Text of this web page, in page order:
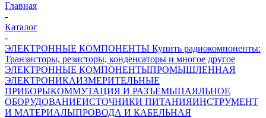
Главная
-
Каталог
-
ЭЛЕКТРОННЫЕ КОМПОНЕНТЫ Купить радиокомпоненты:
Транзисторы, резисторы, конденсаторы и многое другое
ЭЛЕКТРОННЫЕ КОМПОНЕНТЫПРОМЫШЛЕННАЯ
ЭЛЕКТРОНИКАИЗМЕРИТЕЛЬНЫЕ
ПРИБОРЫКОММУТАЦИЯ И РАЗЪЕМЫПАЯЛЬНОЕ
ОБОРУДОВАНИЕИСТОЧНИКИ ПИТАНИЯИНСТРУМЕНТ
И МАТЕРИАЛЫПРОВОДА И КАБЕЛЬНАЯ